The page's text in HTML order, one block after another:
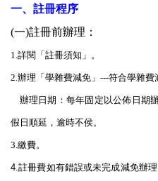
一、註冊程序
(一)註冊前辦理：
1.詳閱「 註冊須知 」。
2.辦理「 學雜費減免 」 ---符合學雜費
辦理日期：每年固定以公佈日期
假日順延，逾時不侯。
3.繳費。
4.註冊費如有錯誤或未完成減免辦